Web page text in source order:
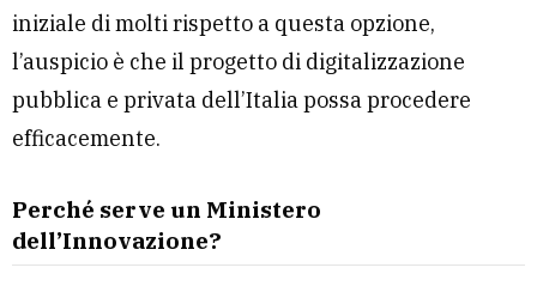
iniziale di molti rispetto a questa opzione,
l’auspicio è che il progetto di digitalizzazione
pubblica e privata dell’Italia possa procedere
efficacemente.
Perché serve un Ministero
dell’Innovazione?